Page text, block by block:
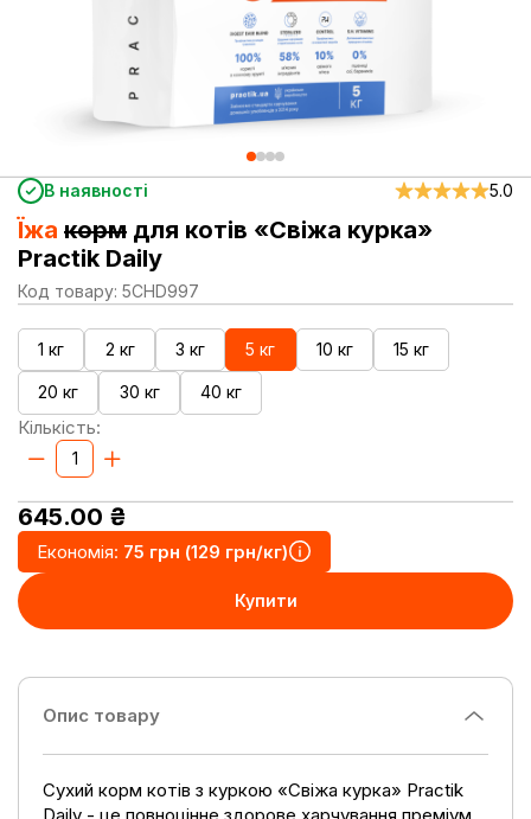
В наявності 5.0
Їжа корм для котів «Свіжа курка»
Practik Daily
Код товару: 5CHD997
1 кг 2 кг 3 кг 5 кг 10 кг 15 кг
20 кг 30 кг 40 кг
Кількість:
645.00 ₴
Економія: 75 грн (129 грн/кг)
Купити
Опис товару
Сухий корм котів з куркою «Свіжа курка» Practik